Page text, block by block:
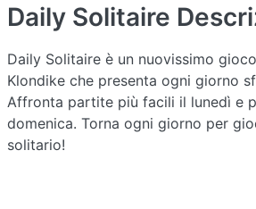
Daily Solitaire
Daily Solitaire è un nuovissimo
Klondike che presenta ogni giorno
Affronta partite più facili il lunedì e
domenica. Torna ogni giorno per
solitario!